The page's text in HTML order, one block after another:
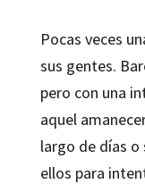
Pocas veces
sus gentes.
pero con una
aquel
largo de días o
ellos para